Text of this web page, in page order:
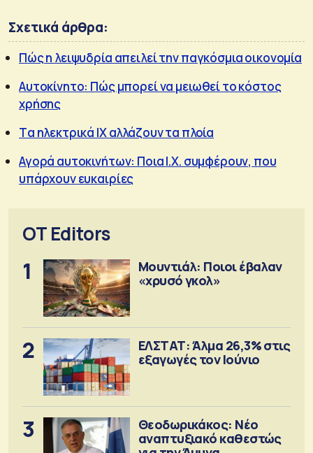
Σχετικά άρθρα:
Πώς η λειψυδρία απειλεί την παγκόσμια οικονομία
Αυτοκίνητο: Πώς μπορεί να μειωθεί το κόστος
χρήσης
Tα ηλεκτρικά ΙΧ αλλάζουν τα πλοία
Αγορά αυτοκινήτων: Ποια Ι.Χ. συμφέρουν, που
υπάρχουν ευκαιρίες
OT Editors
1
Μουντιάλ: Ποιοι έβαλαν
«χρυσό γκολ»
2
ΕΛΣΤΑΤ: Άλμα 26,3% στις
εξαγωγές τον Ιούνιο
3
Θεοδωρικάκος: Νέο
αναπτυξιακό καθεστώς